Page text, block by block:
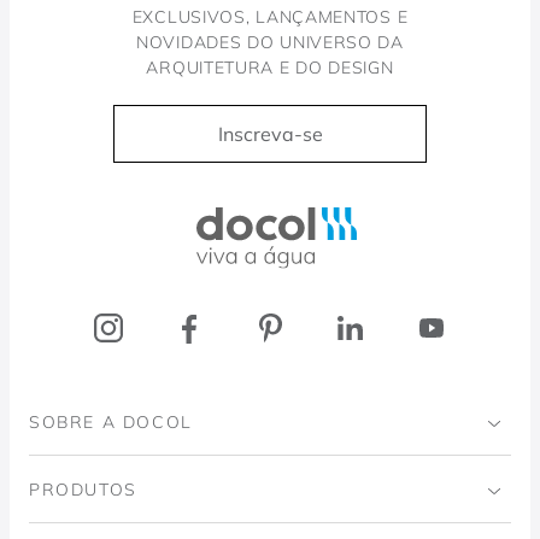
EXCLUSIVOS, LANÇAMENTOS E
NOVIDADES DO UNIVERSO DA
ARQUITETURA E DO DESIGN
Inscreva-se
SOBRE A DOCOL
Institucional
PRODUTOS